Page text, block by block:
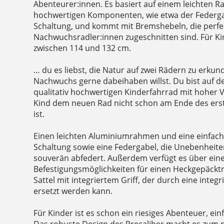
Abenteurer:innen. Es basiert auf einem leichten
hochwertigen Komponenten, wie etwa der
Schaltung, und kommt mit Bremshebeln, die
Nachwuchsradler:innen zugeschnitten sind. Für
zwischen 114 und 132 cm.
… du es liebst, die Natur auf zwei Rädern zu
Nachwuchs gerne dabeihaben willst. Du bist auf
qualitativ hochwertigen Kinderfahrrad mit hoher
Kind dem neuen Rad nicht schon am Ende des
ist.
Einen leichten Aluminiumrahmen und eine
Schaltung sowie eine Federgabel, die
souverän abfedert. Außerdem verfügt es über
Befestigungsmöglichkeiten für einen
Sattel mit integriertem Griff, der durch eine
ersetzt werden kann.
Für Kinder ist es schon ein riesiges Abenteuer,